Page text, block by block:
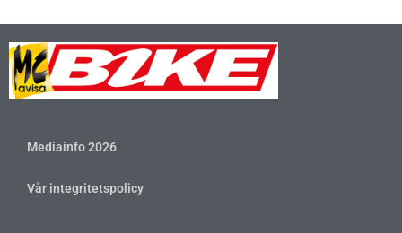
Mediainfo 2026
Vår integritetspolicy